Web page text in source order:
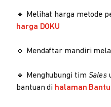
🔹 Melihat harga metode
harga DOKU
🔹 Mendaftar mandiri
🔹 Menghubungi tim Sales
bantuan di halaman